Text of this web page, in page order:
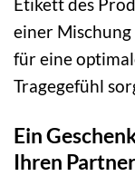
Etikett des
einer Mischung
für eine
Tragegefühl
Ein
Ihren Partner